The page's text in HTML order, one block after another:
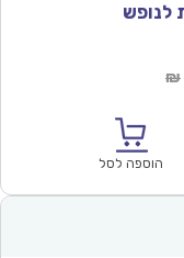
₪
הוספה לסל